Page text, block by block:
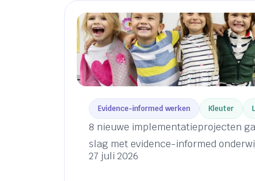
Evidence-informed werken Kleuter
8 nieuwe implementatieprojecten
slag met evidence-informed
27 juli 2026